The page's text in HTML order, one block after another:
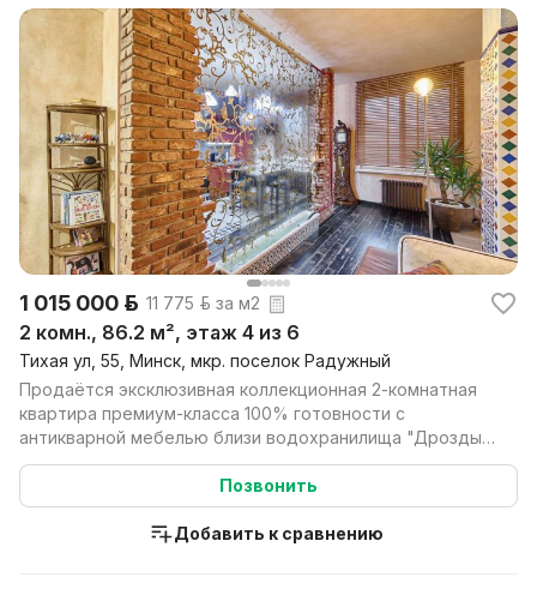
1 015 000 р. 11 775 р. за м2
2 комн., 86.2 м², этаж 4 из 6
Тихая ул, 55, Минск, мкр. поселок Радужный
Продаётся эксклюзивная коллекционная 2-комнатная
квартира премиум-класса 100% готовности с
антикварной мебелью близи водохранилища "Дрозды"
в престижн...
Позвонить
Добавить к сравнению